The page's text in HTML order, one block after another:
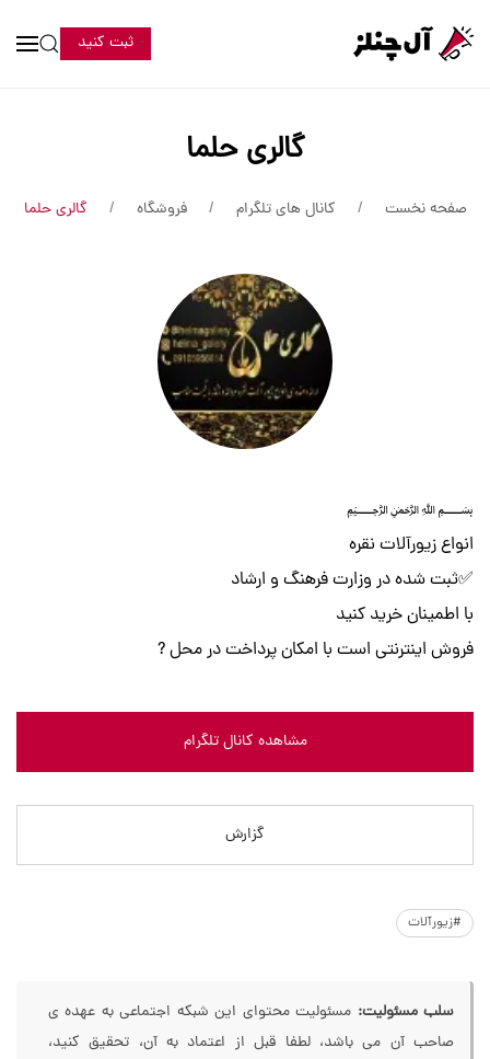
ثبت کنید
گالری حلما
صفحه نخست کانال های تلگرام فروشگاه گالری حلما
﷽
انواع زیورآلات نقره
✅ثبت شده در وزارت فرهنگ و ارشاد
با اطمینان خرید کنید
فروش اینترنتی است با امکان پرداخت در محل ?
مشاهده کانال تلگرام
گزارش
#زیورآلات
سلب مسئولیت: مسئولیت محتوای این شبکه اجتماعی به عهده ی
صاحب آن می باشد، لطفا قبل از اعتماد به آن، تحقیق کنید،